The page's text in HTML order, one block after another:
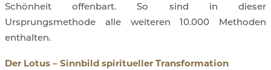
Schönheit offenbart. So sind in dieser
Ursprungsmethode alle weiteren 10.000 Methoden
enthalten.
Der Lotus – Sinnbild spiritueller Transformation